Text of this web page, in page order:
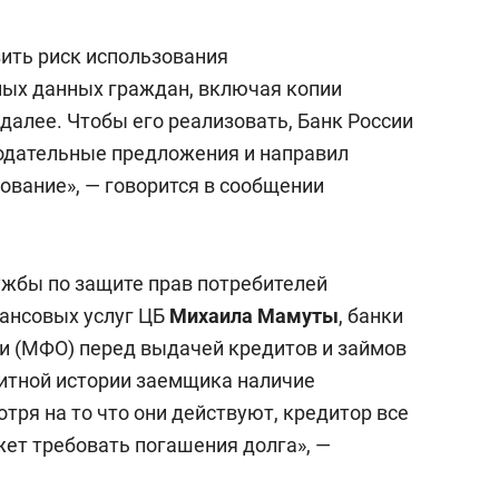
риск использования
данных граждан, включая копии
Чтобы его реализовать, Банк России
предложения и направил
— говорится в сообщении
по защите прав потребителей
услуг ЦБ Михаила Мамуты, банки
(МФО) перед выдачей кредитов и займов
истории заемщика наличие
на то что они действуют, кредитор все
требовать погашения долга», —